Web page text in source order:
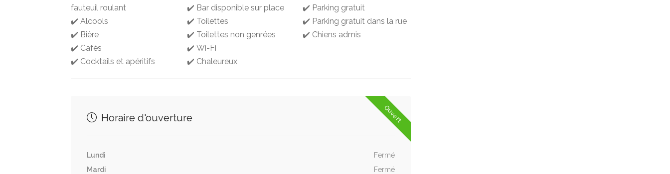
fauteuil roulant
✔️ Alcools
✔️ Bière
✔️ Cafés
✔️ Cocktails et apéritifs
✔️ Bar disponible sur place
✔️ Toilettes
✔️ Toilettes non genrées
✔️ Wi-Fi
✔️ Chaleureux
✔️ Parking gratuit
✔️ Parking gratuit dans la rue
✔️ Chiens admis
Ouvert
Horaire d'ouverture
Lundi
Fermé
Mardi
Fermé